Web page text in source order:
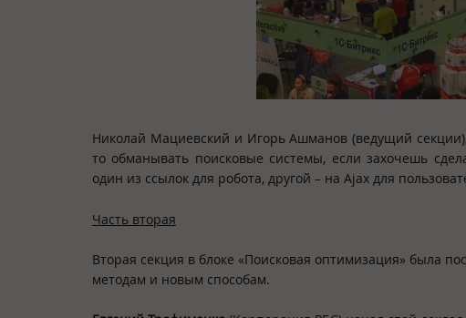
Николай Мациевский и Игорь Ашманов (ведущий
то обманывать поисковые системы, если захочешь
один из ссылок для робота, другой – на Ajax для
Часть вторая
Вторая секция в блоке «Поисковая оптимизация» была
методам и новым способам.